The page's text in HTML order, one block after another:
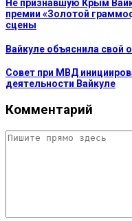
Не признавшую Крым
премии «Золотой
сцены
Вайкуле объяснила свой
Совет при МВД
деятельности Вайкуле‍
Комментарий